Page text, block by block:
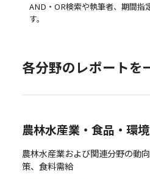
AND・OR検索や執筆者、期間指
す。
各分野のレポートを
農林水産業・食品・環境
農林水産業および関連分野の動
策、食料需給